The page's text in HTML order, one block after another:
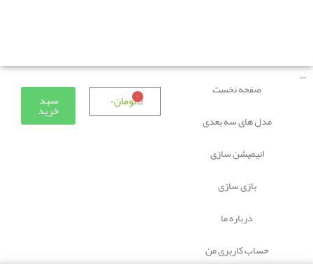
صفحه نخست
مدل های سه بعدی
انیمیشن سازی
بازی سازی
درباره ما
حساب کاربری من
تومان۰ ۰ سبد
خرید